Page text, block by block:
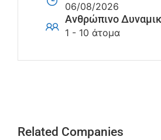
06/08/2026
Ανθρώπινο
1 - 10 άτομα
Related Companies